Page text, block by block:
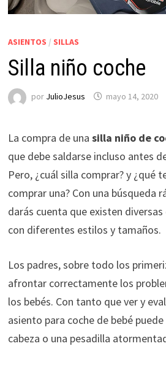
ASIENTOS / SILLAS
Silla niño coche
por JulioJesus mayo 14, 2020
La compra de una silla niño de
que debe saldarse incluso antes
Pero, ¿cuál silla comprar? y ¿qué
comprar una? Con una búsqueda
darás cuenta que existen diversas
con diferentes estilos y tamaños.
Los padres, sobre todo los
afrontar correctamente los
los bebés. Con tanto que ver y
asiento para coche de bebé
cabeza o una pesadilla